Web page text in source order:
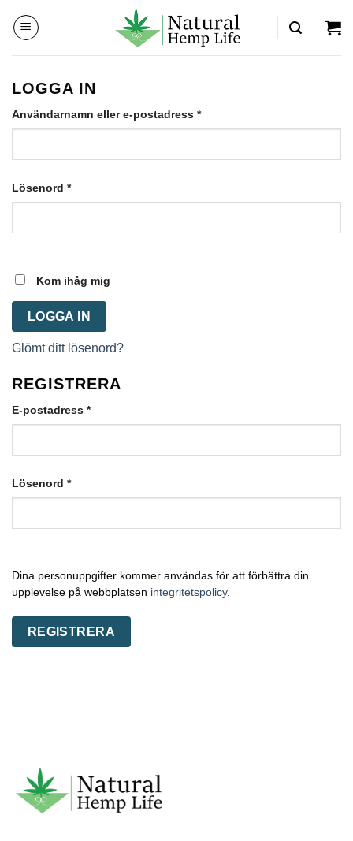
LOGGA IN
Användarnamn eller e-postadress *Obligatoriskt
Lösenord *Obligatoriskt
Kom ihåg mig
LOGGA IN
Glömt ditt lösenord?
REGISTRERA
E-postadress *Obligatoriskt
Lösenord *Obligatoriskt
Dina personuppgifter kommer användas för att förbättra din
upplevelse på webbplatsen integritetspolicy.
REGISTRERA